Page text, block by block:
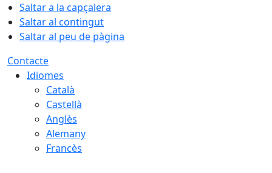
Saltar a la capçalera
Saltar al contingut
Saltar al peu de pàgina
Contacte
Idiomes
Català
Castellà
Anglès
Alemany
Francès